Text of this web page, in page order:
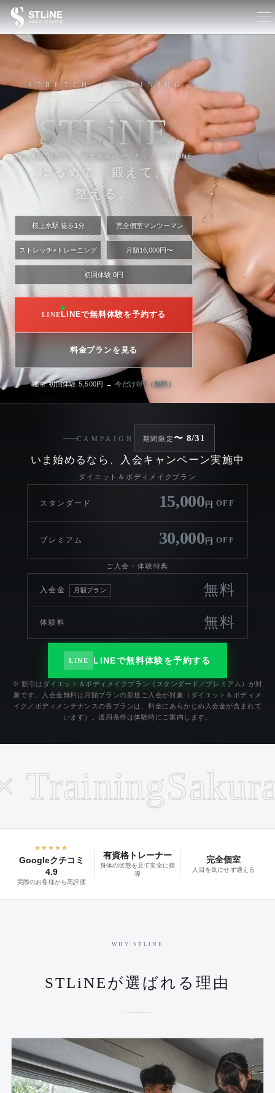
STRETCH × TRAINING
STLiNE
桜上水駅 徒歩1分｜完全個室パーソナルジム STLiNE
ゆるめて、鍛えて、
整える。
桜上水駅 徒歩1分 完全個室マンツーマン
ストレッチ×トレーニング 月額16,000円〜
初回体験 0円
LINEで無料体験を予約する
料金プランを見る
通常 初回体験 5,500円 →今だけ0円（無料）
CAMPAIGN 期間限定〜 8/31
いま始めるなら、入会キャンペーン実施中
ダイエット＆ボディメイクプラン
スタンダード 15,000 円 OFF
プレミアム 30,000 円 OFF
ご入会・体験特典
入会金 月額プラン 無料
体験料 無料
LINE LINEで無料体験を予約する
※ 割引はダイエット＆ボディメイクプラン（スタンダード／プレミアム）が対
象です。入会金無料は月額プランの新規ご入会が対象（ダイエット＆ボディメ
イク／ボディメンテナンスの各プランは、料金にあらかじめ入会金が含まれて
います）。適用条件は体験時にご案内します。
★★★★★
Googleクチコミ
4.9
実際のお客様から高評価
有資格トレーナー
身体の状態を見て安全に指
導
完全個室
人目を気にせず通える
WHY STLINE
STLiNEが選ばれる理由